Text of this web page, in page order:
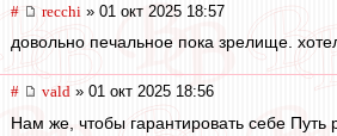
# recchi » 01 окт 2025 18:57
довольно печальное пока зрелище.
# vald » 01 окт 2025 18:56
Нам же, чтобы гарантировать себе